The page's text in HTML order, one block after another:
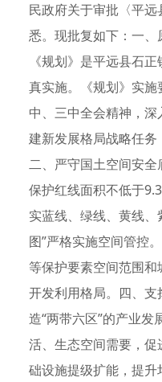
民政府关于审批〈平
悉。现批复如下：一
《规划》是平远县石
真实施。《规划》实
中、三中全会精神，
建新发展格局战略任
二、严守国土空间安
保护红线面积不低于
实蓝线、绿线、黄线
图”严格实施空间管控
等保护要素空间范围
开发利用格局。四、
造“两带六区”的产业
活、生态空间需要，
础设施提级扩能，提